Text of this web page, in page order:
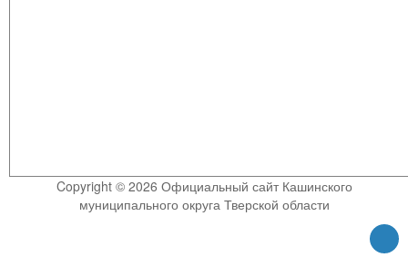
Copyright © 2026 Официальный сайт Кашинского
муниципального округа Тверской области